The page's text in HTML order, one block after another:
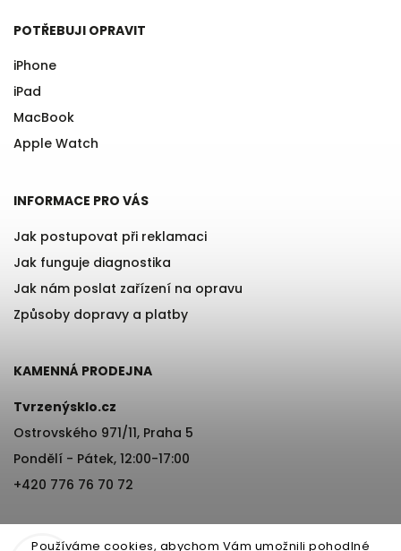
Používáme cookies, abychom Vám umožnili pohodlné
POTŘEBUJI OPRAVIT
iPhone
iPad
MacBook
Apple Watch
INFORMACE PRO VÁS
Jak postupovat při reklamaci
Jak funguje diagnostika
Jak nám poslat zařízení na opravu
Způsoby dopravy a platby
KAMENNÁ PRODEJNA
Tvrzenýsklo.cz
Ostrovského 971/11, Praha 5
Pondělí - Pátek, 12:00-17:00
+420 776 76 70 72
první nákup!